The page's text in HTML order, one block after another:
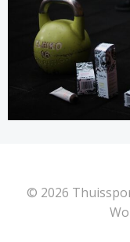
© 2026